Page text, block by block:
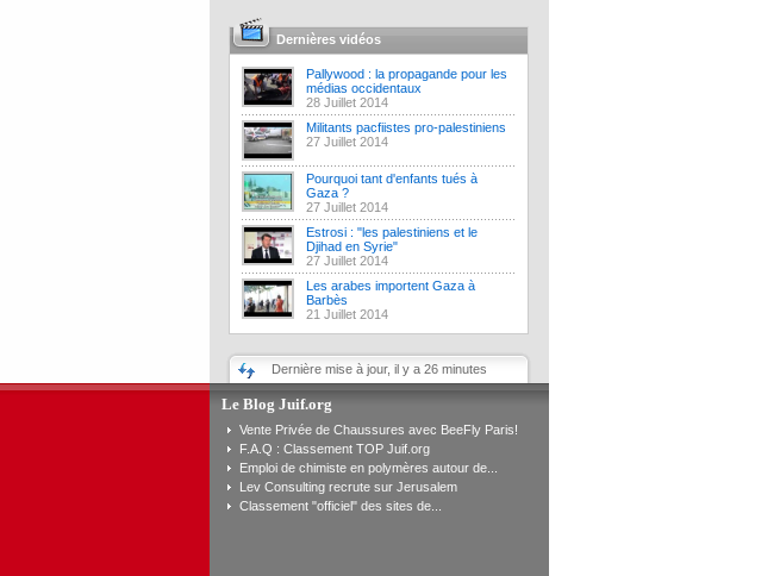
Dernières vidéos
Pallywood : la propagande pour les
médias occidentaux
28 Juillet 2014
Militants pacfiistes pro-palestiniens
27 Juillet 2014
Pourquoi tant d'enfants tués à
Gaza ?
27 Juillet 2014
Estrosi : "les palestiniens et le
Djihad en Syrie"
27 Juillet 2014
Les arabes importent Gaza à
Barbès
21 Juillet 2014
Dernière mise à jour, il y a 26 minutes
Le Blog Juif.org
Vente Privée de Chaussures avec BeeFly Paris!
F.A.Q : Classement TOP Juif.org
Emploi de chimiste en polymères autour de...
Lev Consulting recrute sur Jerusalem
Classement "officiel" des sites de...